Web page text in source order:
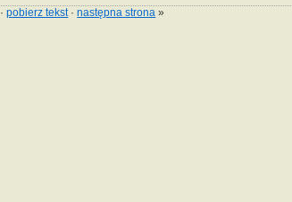
·pobierz tekst·następna strona »